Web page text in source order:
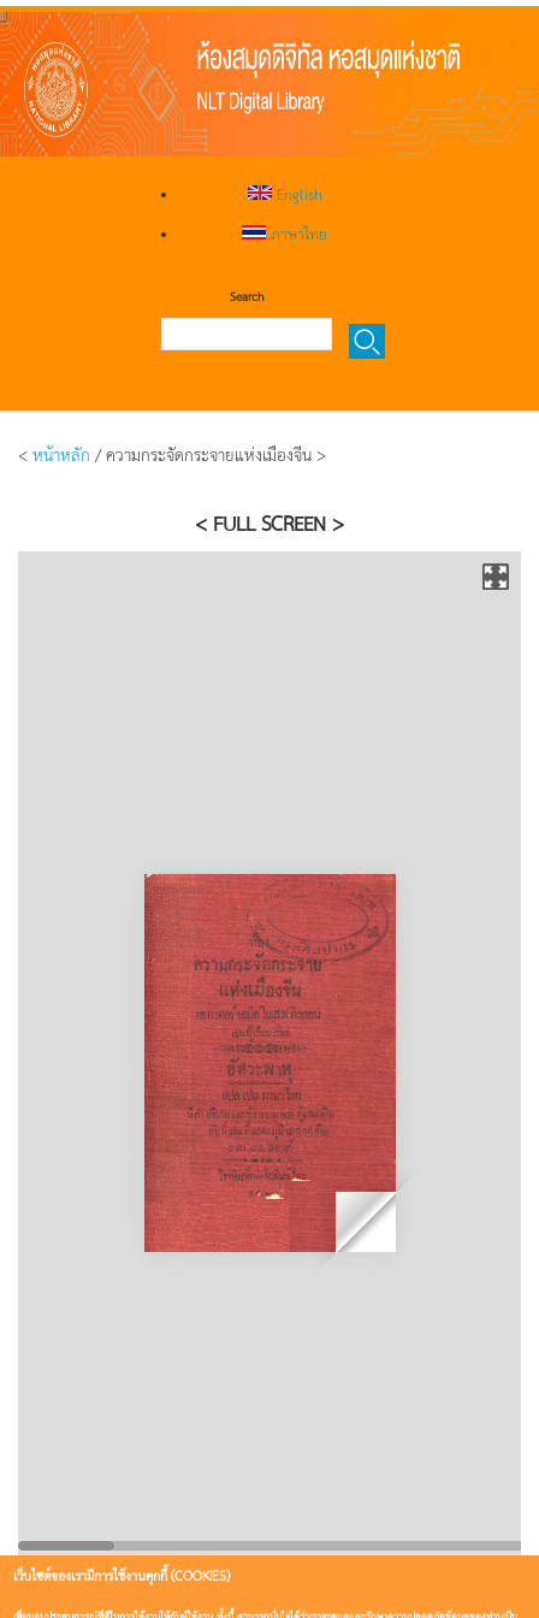
English
ภาษาไทย
Search
<หน้าหลัก / ความกระจัดกระจายแห่งเมืองจีน >
< FULL SCREEN >
เว็บไซต์ของเรามีการใช้งานคุกกี้ (COOKIES)